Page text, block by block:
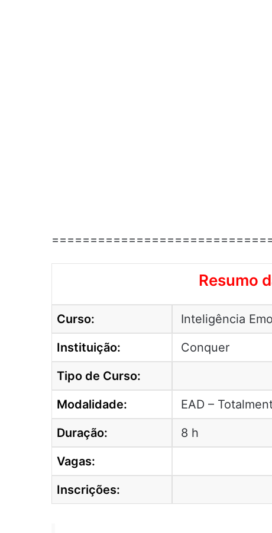
Resumo
Curso:
Inteligência
Instituição:
Conquer
Tipo de Curso:
Modalidade:
EAD –
Duração:
8 h
Vagas:
Inscrições: